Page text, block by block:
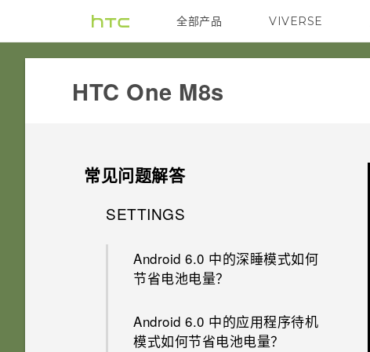
全部产品
VIVE VIVERSE
HTC One M8s‎
常见问题解答
SETTINGS
Android 6.0 中的深睡模式如何
节省电池电量？
Android 6.0 中的应用程序待机
模式如何节省电池电量？